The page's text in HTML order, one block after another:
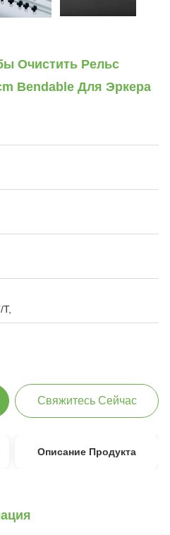
Очистить Рельс
Bendable Для Эркера
Свяжитесь Сейчас
Описание Продукта